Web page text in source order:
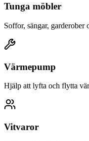
Tunga möbler
Soffor, sängar,
Värmepump
Hjälp att lyfta och flytta
Vitvaror